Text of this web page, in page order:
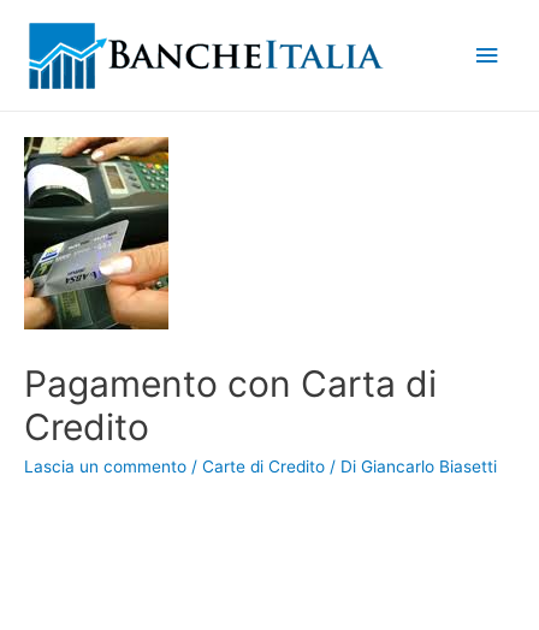
Pagamento con Carta di
Credito
Lascia un commento / Carte di Credito / Di Giancarlo Biasetti